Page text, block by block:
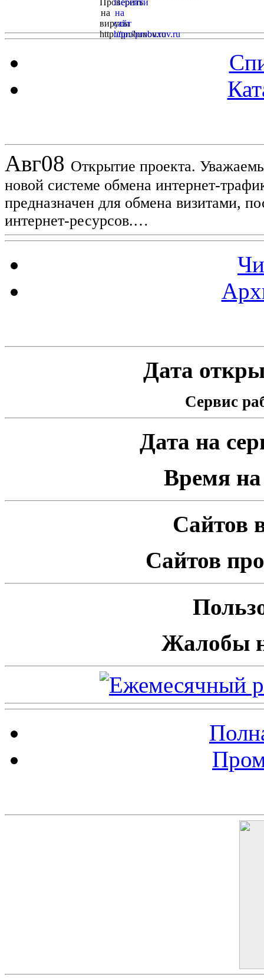
Авг08 Открытие проекта.
новой системе обмена интернет-
предназначен для обмена визитами,
интернет-ресурсов.…
Дата
Сервис
Дата на
Время на
Сайтов
Сайтов
Жалобы